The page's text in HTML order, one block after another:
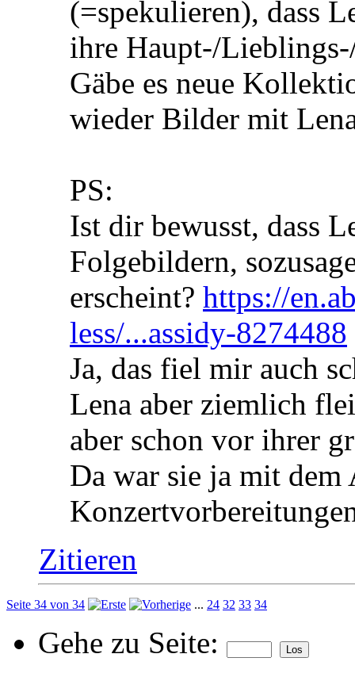
(=spekulieren), dass
ihre Haupt-/
Gäbe es neue
wieder Bilder mit
PS:
Ist dir bewusst, dass
Folgebildern,
erscheint? https://
less/...assidy-8274488
Ja, das fiel mir auch
Lena aber ziemlich
aber schon vor ihrer
Da war sie ja mit dem
Zitieren
Seite 34 von 34 ... 24 32 33 34
Gehe zu Seite: